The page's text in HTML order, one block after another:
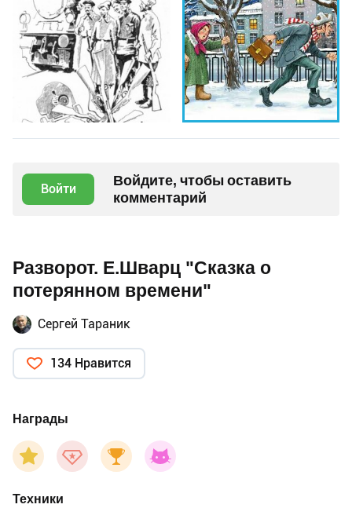
Войти
Войдите, чтобы оставить
комментарий
Разворот. Е.Шварц "Сказка о
потерянном времени"
Сергей Тараник
134 Нравится
Награды
Техники